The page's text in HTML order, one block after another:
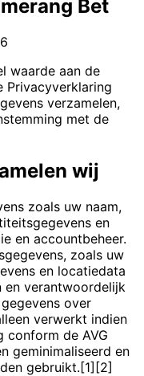
Bet
waarde aan de
Privacyverklaring
verzamelen,
met de
wij
zoals uw naam,
en
en accountbeheer.
zoals uw
en locatiedata
en verantwoordelijk
over
verwerkt indien
conform de AVG
geminimaliseerd en
gebruikt.[1][2]